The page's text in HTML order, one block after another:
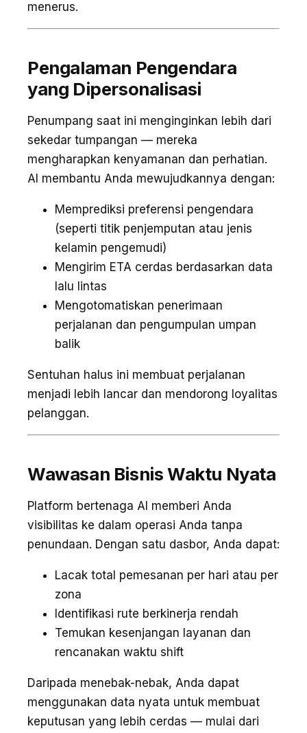
menerus.
Pengalaman Pengendara
yang Dipersonalisasi
Penumpang saat ini menginginkan lebih dari
sekedar tumpangan — mereka
mengharapkan kenyamanan dan perhatian.
AI membantu Anda mewujudkannya dengan:
Memprediksi preferensi pengendara
(seperti titik penjemputan atau jenis
kelamin pengemudi)
Mengirim ETA cerdas berdasarkan data
lalu lintas
Mengotomatiskan penerimaan
perjalanan dan pengumpulan umpan
balik
Sentuhan halus ini membuat perjalanan
menjadi lebih lancar dan mendorong loyalitas
pelanggan.
Wawasan Bisnis Waktu Nyata
Platform bertenaga AI memberi Anda
visibilitas ke dalam operasi Anda tanpa
penundaan. Dengan satu dasbor, Anda dapat:
Lacak total pemesanan per hari atau per
zona
Identifikasi rute berkinerja rendah
Temukan kesenjangan layanan dan
rencanakan waktu shift
Daripada menebak-nebak, Anda dapat
menggunakan data nyata untuk membuat
keputusan yang lebih cerdas — mulai dari